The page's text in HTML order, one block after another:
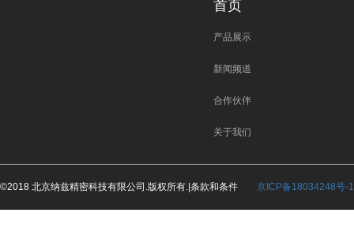
首页
产品展示
新闻频道
合作伙伴
关于我们
©2018 北京纳兹精密科技有限公司.版权所有.|条款和条件 京ICP备18034248号-1